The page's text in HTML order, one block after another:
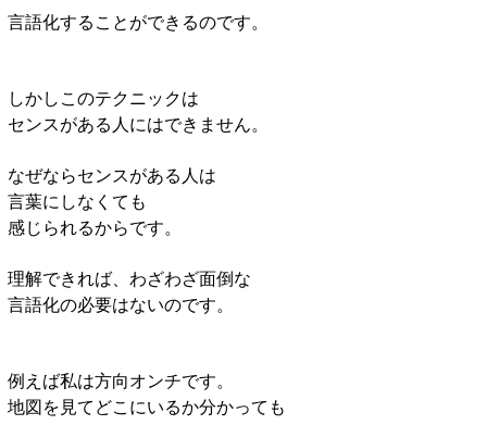
言語化することができるのです。
しかしこのテクニックは
センスがある人にはできません。
なぜならセンスがある人は
言葉にしなくても
感じられるからです。
理解できれば、わざわざ面倒な
言語化の必要はないのです。
例えば私は方向オンチです。
地図を見てどこにいるか分かっても